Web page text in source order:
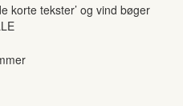
korte tekster’ og vind bøger